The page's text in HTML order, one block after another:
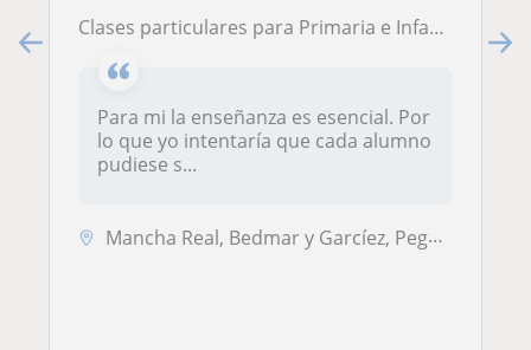
Clases particulares para Primaria e Infantil
Para mi la enseñanza es esencial. Por
lo que yo intentaría que cada alumno
pudiese s...
Mancha Real, Bedmar y Garcíez, Pegalajar, Torres